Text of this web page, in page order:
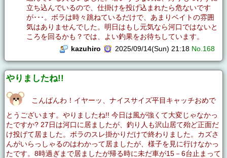
立ち込んでいるので、仕掛けを投げ込まれたら危ないです
が･･･。ボラは時々跳ねているだけで、あまりベイトの雰囲
気はありませんでした。明日はもし元気なら河口ではないと
ころを回るかも？では、よい釣果をお待ちしています。
kazuhiro
2025/09/14(Sun) 21:18 No.168
やりましたね!!
こんばんわ！イヤーッ、ナイスサイズ平目キャッチおめで
とうございます。やりましたね!! 今日は風が強くて大変じゃなかっ
たですか? 27日は河口に居ましたが、釣り人も沢山居て殆ど正面だ
け投げて居ました。ボラのスレ掛かりだけで終わりました。カズさ
んがいらっしゃるのはわかって居ましたが、様子を見に行けなかっ
たです。8時過ぎまで居ましたが帰る時に未だ車が15－6台止まって